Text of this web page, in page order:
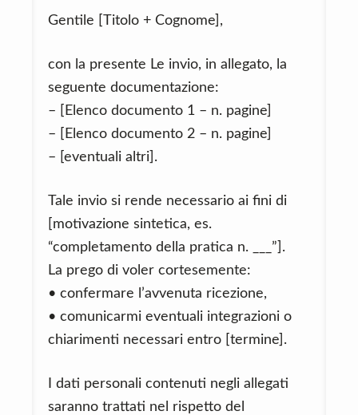
Gentile [Titolo + Cognome],
con la presente Le invio, in allegato, la
seguente documentazione:
– [Elenco documento 1 – n. pagine]
– [Elenco documento 2 – n. pagine]
– [eventuali altri].
Tale invio si rende necessario ai fini di
[motivazione sintetica, es.
“completamento della pratica n. ___”].
La prego di voler cortesemente:
• confermare l’avvenuta ricezione,
• comunicarmi eventuali integrazioni o
chiarimenti necessari entro [termine].
I dati personali contenuti negli allegati
saranno trattati nel rispetto del